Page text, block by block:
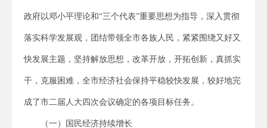
政府以邓小平理论和“三个代表”重要思想为指导，深入贯彻
落实科学发展观，团结带领全市各族人民，紧紧围绕又好又
快发展主题，坚持解放思想，改革开放，开拓创新，真抓实
干，克服困难，全市经济社会保持平稳较快发展，较好地完
成了市二届人大四次会议确定的各项目标任务。
（一）国民经济持续增长